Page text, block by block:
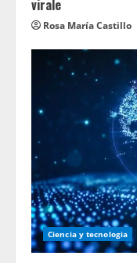
virale
Rosa María Castillo
Ciencia y tecnologia